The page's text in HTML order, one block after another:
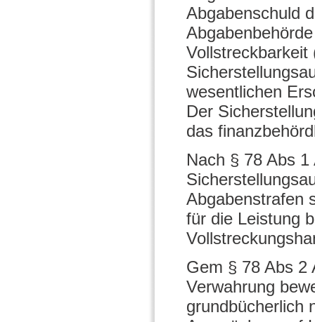
Abgabenschuld
Vollstreckbarkeit
wesentlichen
Der
das
Nach § 78 Abs
Abgabenstrafen
für die Leistung
Gem § 78 Abs 2
Verwahrung
grundbücherlich